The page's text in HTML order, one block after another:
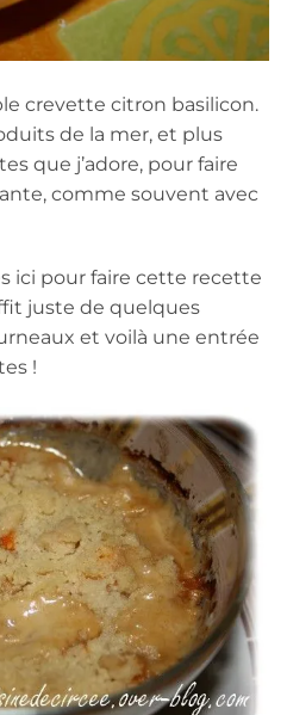
crevette citron basilicon.
de la mer, et plus
que j’adore, pour faire
comme souvent avec
ici pour faire cette recette
juste de quelques
et voilà une entrée
!